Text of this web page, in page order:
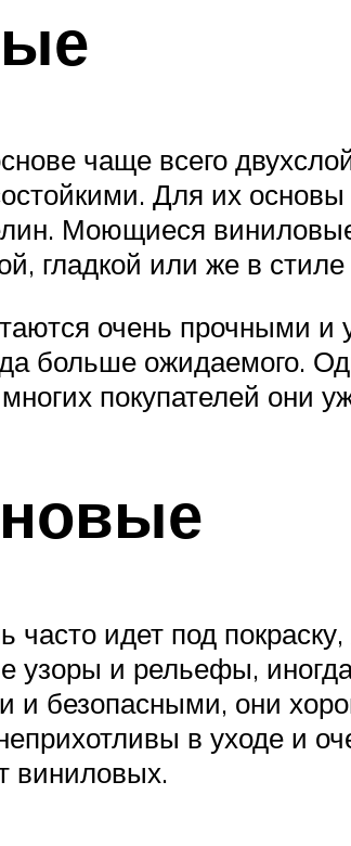
чаще всего
Для их
Моющиеся
гладкой или же в
очень прочными
больше ожидаемого.
покупателей они
часто идет под
узоры и рельефы,
и безопасными, они
в уходе и
виниловых.